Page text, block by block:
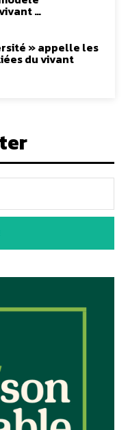
…
» appelle les
du vivant